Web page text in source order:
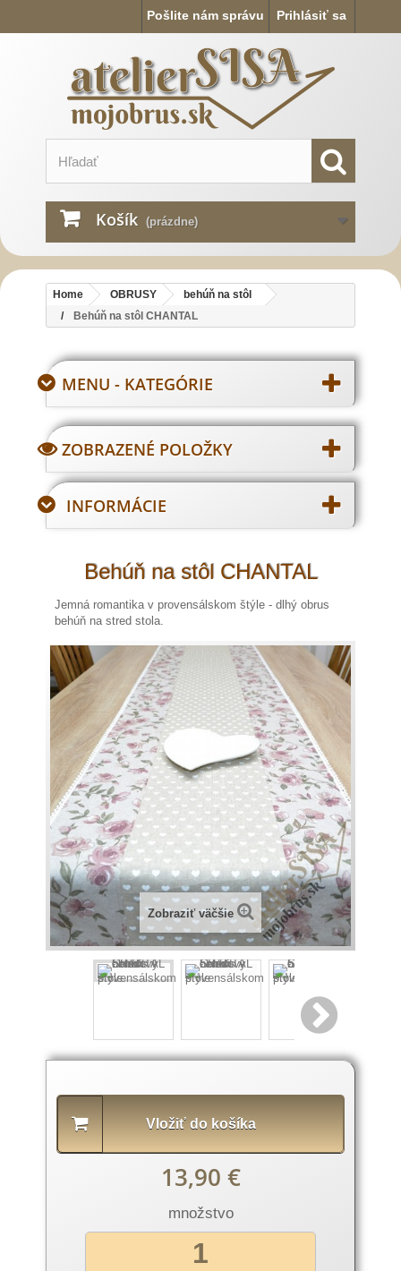
Prihlásiť sa
Pošlite nám správu
Košík (prázdne)
Home OBRUSY
behúň na stôl
Behúň na stôl CHANTAL
MENU - KATEGÓRIE
ZOBRAZENÉ POLOŽKY
INFORMÁCIE
Behúň na stôl CHANTAL
Jemná romantika v provensálskom štýle - dlhý obrus
behúň na stred stola.
Zobraziť väčšie
Vložiť do košíka
13,90 €
množstvo
produktu